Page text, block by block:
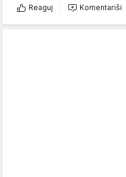
Reaguj Komentariši